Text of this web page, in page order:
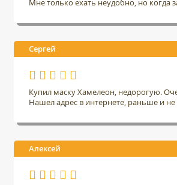
Сергей
Купил маску Хамелеон, недорогую.
Нашел адрес в интернете, раньше и не
Алексей